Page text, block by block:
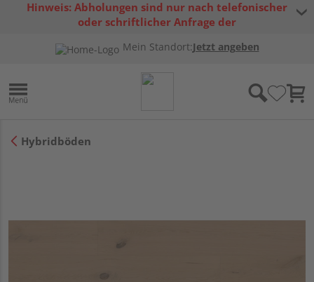
Hinweis: Abholungen sind nur nach telefonischer
oder schriftlicher Anfrage der
Mein Standort:Jetzt angeben
Hybridböden